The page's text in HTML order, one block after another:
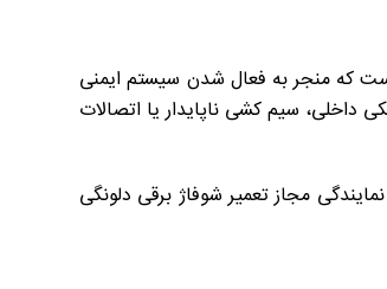
که منجر به فعال شدن سیستم ایمنی
داخلی، سیم کشی ناپایدار یا اتصالات
مجاز تعمیر شوفاژ برقی دلونگی